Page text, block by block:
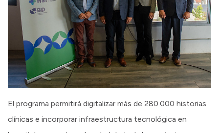
El programa permitirá digitalizar más de 280.000 historias
clínicas e incorporar infraestructura tecnológica en